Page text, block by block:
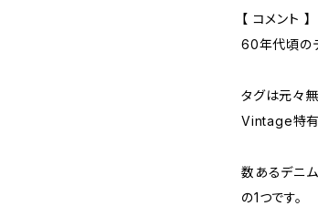
【 コメント 】
60年代頃の
タグは元々無
Vintage特有
数あるデニ
の1つです。